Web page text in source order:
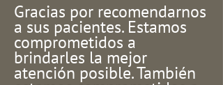
Gracias por recomendarnos
a sus pacientes. Estamos
comprometidos a
brindarles la mejor
atención posible. También